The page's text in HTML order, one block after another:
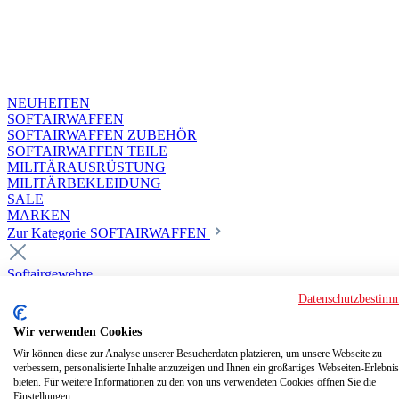
NEUHEITEN
SOFTAIRWAFFEN
SOFTAIRWAFFEN ZUBEHÖR
SOFTAIRWAFFEN TEILE
MILITÄRAUSRÜSTUNG
MILITÄRBEKLEIDUNG
SALE
MARKEN
Zur Kategorie SOFTAIRWAFFEN
Softairgewehre
Deluxe Custom Guns ab 18
Softair elektrisch ab 18
Softair elektrisch ab 14
Softair gasbetrieben ab 18
Softair HPA Luftdruck ab 18
Historische Softairwaffen
Wir verwenden Cookies
Wir können diese zur Analyse unserer Besucherdaten platzieren, um unsere Webseite zu
verbessern, personalisierte Inhalte anzuzeigen und Ihnen ein großartiges Webseiten-
bieten. Für weitere Informationen zu den von uns verwendeten Cookies öffnen Sie die
Einstellungen.